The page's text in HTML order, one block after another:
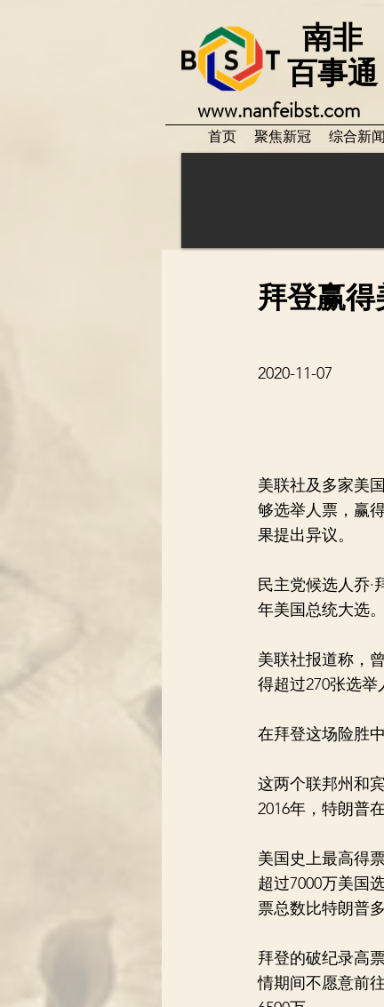
www.nanfeibst.com
百事通
南非
首页 聚焦新冠 综合新闻
拜登赢
2020-11-07
美联社及多家美
够选举人票，赢
果提出异议。
民主党候选人乔
年美国总统大选
美联社报道称，
得超过270张选举
在拜登这场险胜
这两个联邦州和
2016年，特朗普
美国史上最高得
超过7000万美国
票总数比特朗普
拜登的破纪录高
情期间不愿意前